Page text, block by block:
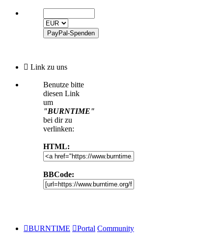
Link zu uns
Benutze bitte
diesen Link
um
"BURNTIME"
bei dir zu
verlinken:
HTML:
BBCode:
BURNTIME Portal Community